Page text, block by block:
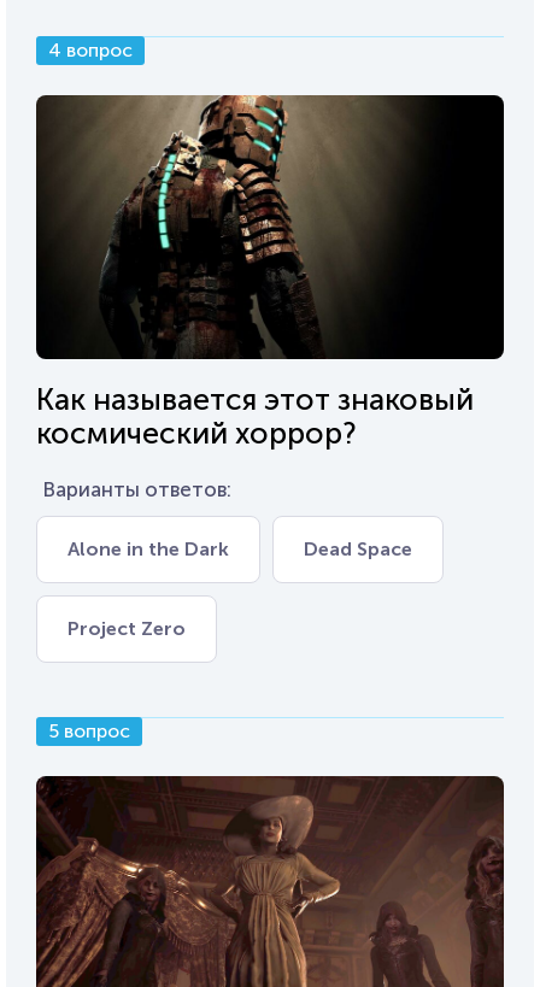
4 вопрос
Как называется этот знаковый
космический хоррор?
Варианты ответов:
Alone in the Dark Dead Space
Project Zero
5 вопрос